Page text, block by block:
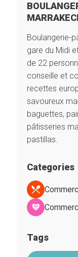
Boulangerie-
gare du Midi
de 22
conseille et
recettes
savoureux
baguettes,
pâtisseries
pastillas.
Categories
Tags